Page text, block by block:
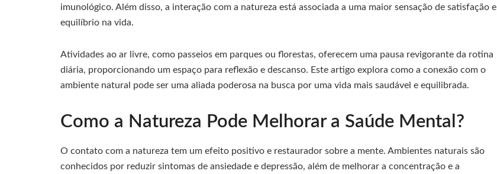
imunológico. Além disso, a interação com a natureza está associada a uma maior sensação de satisfação e
equilíbrio na vida.
Atividades ao ar livre, como passeios em parques ou florestas, oferecem uma pausa revigorante da rotina
diária, proporcionando um espaço para reflexão e descanso. Este artigo explora como a conexão com o
ambiente natural pode ser uma aliada poderosa na busca por uma vida mais saudável e equilibrada.
Como a Natureza Pode Melhorar a Saúde Mental?
O contato com a natureza tem um efeito positivo e restaurador sobre a mente. Ambientes naturais são
conhecidos por reduzir sintomas de ansiedade e depressão, além de melhorar a concentração e a